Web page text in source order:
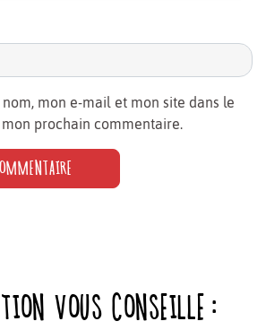
mon e-mail et mon site dans le
prochain commentaire.
VOUS CONSEILLE :